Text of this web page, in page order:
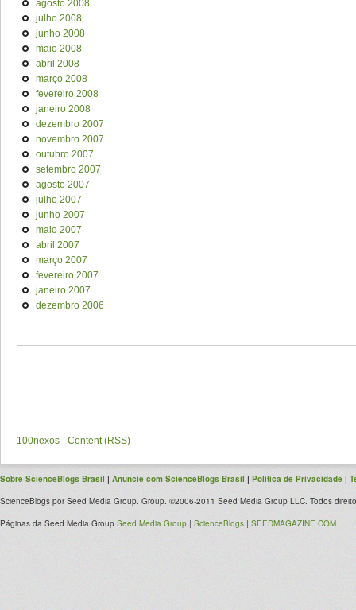
agosto 2008
julho 2008
junho 2008
maio 2008
abril 2008
março 2008
fevereiro 2008
janeiro 2008
dezembro 2007
novembro 2007
outubro 2007
setembro 2007
agosto 2007
julho 2007
junho 2007
maio 2007
abril 2007
março 2007
fevereiro 2007
janeiro 2007
dezembro 2006
100nexos - Content (RSS)
Sobre ScienceBlogs Brasil | Anuncie com ScienceBlogs Brasil | Política de Privacidade |
ScienceBlogs por Seed Media Group. Group. ©2006-2011 Seed Media Group LLC. Todos
Páginas da Seed Media Group Seed Media Group | ScienceBlogs | SEEDMAGAZINE.COM